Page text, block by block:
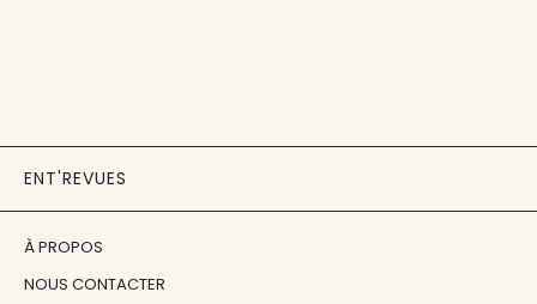
ENT'REVUES
À PROPOS
NOUS CONTACTER